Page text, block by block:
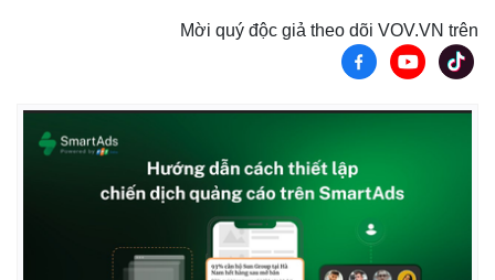
Mời quý độc giả theo dõi VOV.VN trên